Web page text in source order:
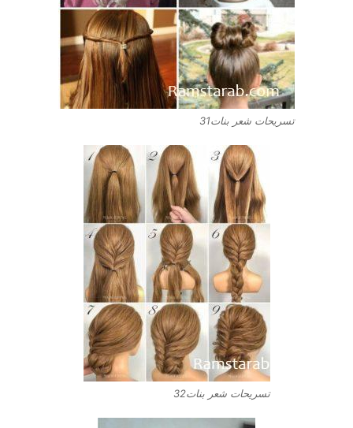
تسريحات شعر بنات31
تسريحات شعر بنات32